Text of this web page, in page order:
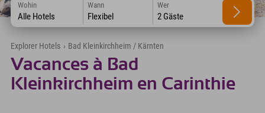
Wohin
Alle Hotels
Wann
Flexibel
Wer
2 Gäste
Explorer Hotels › Bad Kleinkirchheim / Kärnten
Vacances à Bad
Kleinkirchheim en Carinthie